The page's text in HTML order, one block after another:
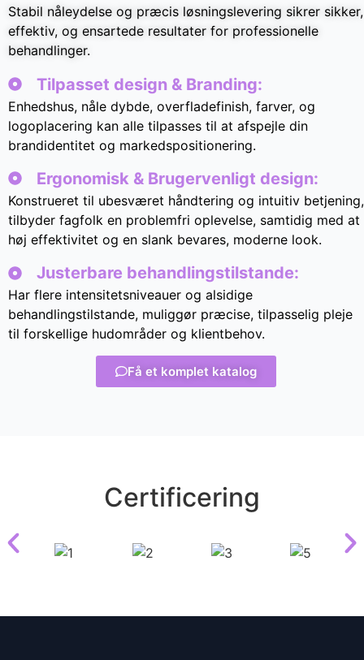
Stabil nåleydelse og præcis løsningslevering sikrer sikker,
effektiv, og ensartede resultater for professionelle
behandlinger.
Tilpasset design & Branding:
Enhedshus, nåle dybde, overfladefinish, farver, og
logoplacering kan alle tilpasses til at afspejle din
brandidentitet og markedspositionering.
Ergonomisk & Brugervenligt design:
Konstrueret til ubesværet håndtering og intuitiv betjening,
tilbyder fagfolk en problemfri oplevelse, samtidig med at
høj effektivitet og en slank bevares, moderne look.
Justerbare behandlingstilstande:
Har flere intensitetsniveauer og alsidige
behandlingstilstande, muliggør præcise, tilpasselig pleje
til forskellige hudområder og klientbehov.
Få et komplet katalog
Certificering